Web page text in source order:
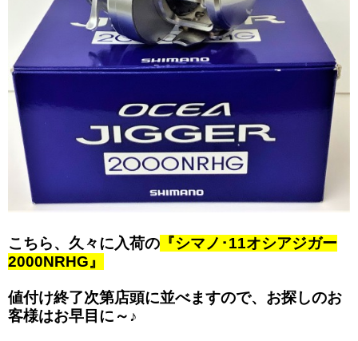
こちら、久々に入荷の 『シマノ･11オシアジガー
2000NRHG』
値付け終了次第店頭に並べますので、お探しのお
客様はお早目に～♪